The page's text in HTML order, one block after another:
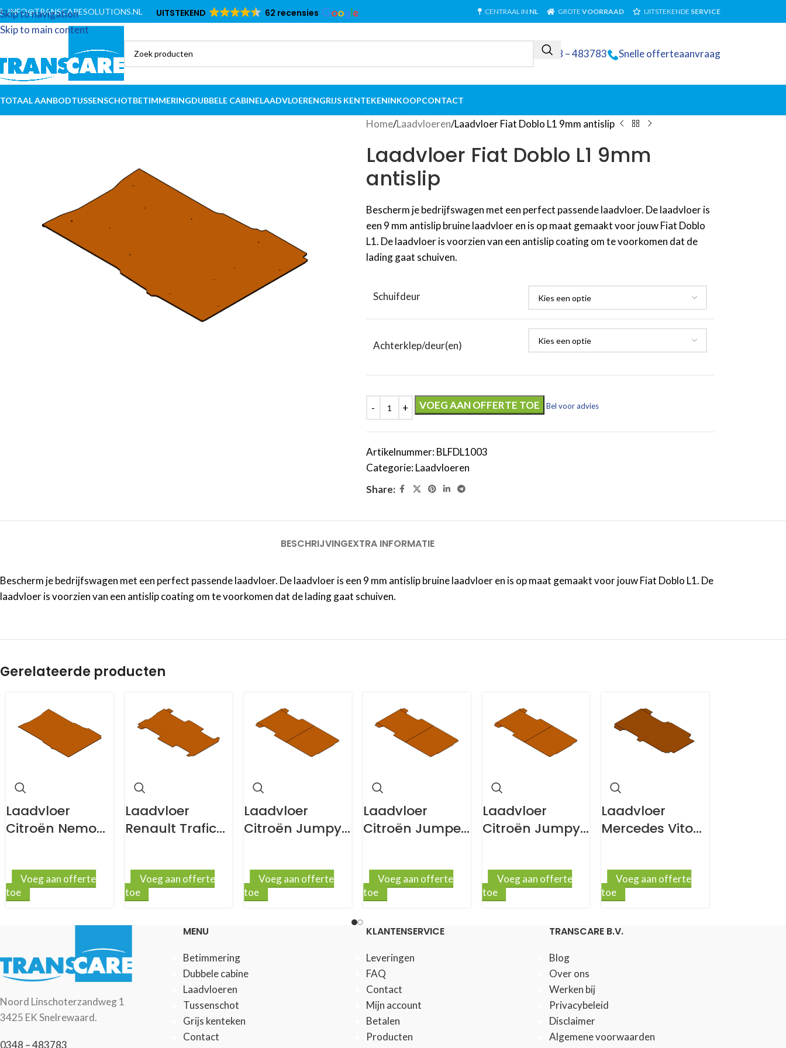
Skip to navigation
Skip to main content
INFO@TRANSCARESOLUTIONS.NL UITSTEKEND 62 recensies CENTRAAL IN NL GROTE VOORRAAD UITSTEKENDE SERVICE
0348 – 483783 Snelle offerteaanvraag
TOTAAL AANBODTUSSENSCHOTBETIMMERINGDUBBELE CABINELAADVLOERENGRIJS KENTEKENINKOOPCONTACT
Home Laadvloeren Laadvloer Fiat Doblo L1 9mm antislip
Laadvloer Fiat Doblo L1 9mm
antislip
Bescherm je bedrijfswagen met een perfect passende laadvloer. De laadvloer is
een 9 mm antislip bruine laadvloer en is op maat gemaakt voor jouw Fiat Doblo
L1. De laadvloer is voorzien van een antislip coating om te voorkomen dat de
lading gaat schuiven.
Schuifdeur
Achterklep/deur(en)
VOEG AAN OFFERTE TOE Bel voor advies
Artikelnummer:BLFDL1003
Categorie:Laadvloeren
Share:
BESCHRIJVINGEXTRA INFORMATIE
Bescherm je bedrijfswagen met een perfect passende laadvloer. De laadvloer is een 9 mm antislip bruine laadvloer en is op maat gemaakt voor jouw Fiat Doblo L1. De
laadvloer is voorzien van een antislip coating om te voorkomen dat de lading gaat schuiven.
Gerelateerde producten
Laadvloer
Citroën Nemo
Voeg aan offerte
toe
Laadvloer
Renault Trafic
Voeg aan offerte
toe
Laadvloer
Citroën Jumpy
Voeg aan offerte
toe
Laadvloer
Citroën Jumper
Voeg aan offerte
toe
Laadvloer
Citroën Jumpy
Voeg aan offerte
toe
Laadvloer
Mercedes Vito
Voeg aan offerte
toe
Noord Linschoterzandweg 1
3425 EK Snelrewaard.
0348 – 483783
MENU
Betimmering
Dubbele cabine
Laadvloeren
Tussenschot
Grijs kenteken
Contact
KLANTENSERVICE
Leveringen
FAQ
Contact
Mijn account
Betalen
Producten
TRANSCARE B.V.
Blog
Over ons
Werken bij
Privacybeleid
Disclaimer
Algemene voorwaarden